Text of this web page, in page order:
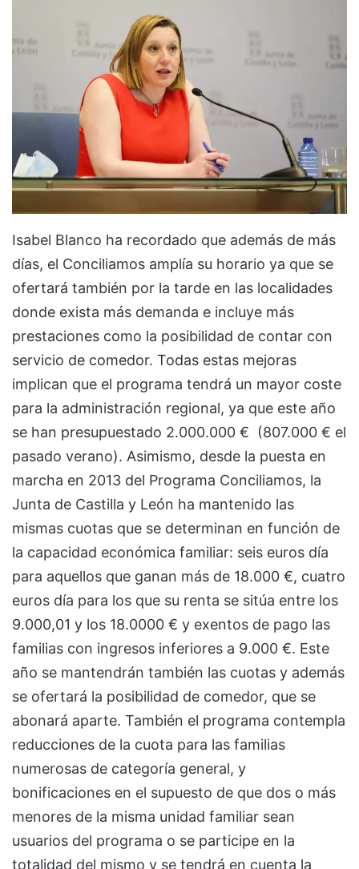
Isabel Blanco ha recordado que además de más
días, el Conciliamos amplía su horario ya que se
ofertará también por la tarde en las localidades
donde exista más demanda e incluye más
prestaciones como la posibilidad de contar con
servicio de comedor. Todas estas mejoras
implican que el programa tendrá un mayor coste
para la administración regional, ya que este año
se han presupuestado 2.000.000 € (807.000 € el
pasado verano). Asimismo, desde la puesta en
marcha en 2013 del Programa Conciliamos, la
Junta de Castilla y León ha mantenido las
mismas cuotas que se determinan en función de
la capacidad económica familiar: seis euros día
para aquellos que ganan más de 18.000 €, cuatro
euros día para los que su renta se sitúa entre los
9.000,01 y los 18.0000 € y exentos de pago las
familias con ingresos inferiores a 9.000 €. Este
año se mantendrán también las cuotas y además
se ofertará la posibilidad de comedor, que se
abonará aparte. También el programa contempla
reducciones de la cuota para las familias
numerosas de categoría general, y
bonificaciones en el supuesto de que dos o más
menores de la misma unidad familiar sean
usuarios del programa o se participe en la
totalidad del mismo y se tendrá en cuenta la